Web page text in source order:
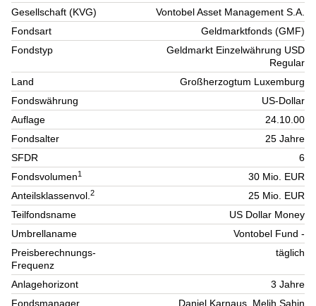
Gesellschaft (KVG)
Vontobel Asset Management S.A.
Fondsart
Geldmarktfonds (GMF)
Fondstyp
Geldmarkt Einzelwährung USD
Regular
Land
Großherzogtum Luxemburg
Fondswährung
US-Dollar
Auflage
24.10.00
Fondsalter
25 Jahre
SFDR
6
Fondsvolumen1
30 Mio. EUR
Anteilsklassenvol.2
25 Mio. EUR
Teilfondsname
US Dollar Money
Umbrellaname
Vontobel Fund -
Preisberechnungs-
Frequenz
täglich
Anlagehorizont
3 Jahre
Fondsmanager
Daniel Karnaus, Melih Sahin